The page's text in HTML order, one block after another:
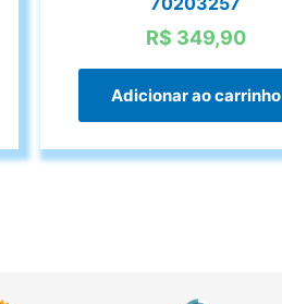
R$ 349,90
Adicionar ao carrinho